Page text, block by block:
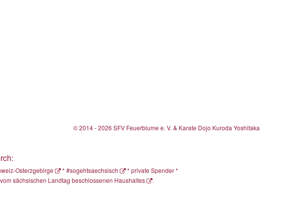
© 2014 - 2026 SFV Feuerblume e. V. & Karate Dojo Kuroda Yoshitaka
Osterzgebirge * #sogehtsaechsisch * private Spender*
sächsischen Landtag beschlossenen Haushaltes
.